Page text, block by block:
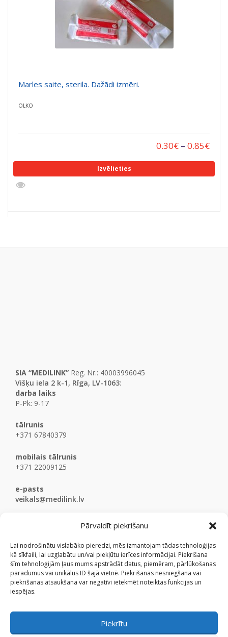
Pārvaldīt piekrišanu
Lai nodrošinātu vislabāko pieredzi, mēs izmantojam tādas tehnoloģijas
kā sīkfaili, lai uzglabātu un/vai piekļūtu ierīces informācijai. Piekrišana
šīm tehnoloģijām ļaus mums apstrādāt datus, piemēram, pārlūkošanas
paradumus vai unikālus ID šajā vietnē. Piekrišanas nesniegšana vai
piekrišanas atsaukšana var negatīvi ietekmēt noteiktas funkcijas un
iespējas.
Piekrītu
Marles saite, sterila. Dažādi izmēri.
OLKO
0.30€ – 0.85€
Izvēlieties
SIA “MEDILINK” Reg. Nr.: 40003996045
Višķu iela 2 k-1, Rīga, LV-1063:
darba laiks
P-Pk: 9-17
tālrunis
+371 67840379
mobilais tālrunis
+371 22009125
e-pasts
veikals@medilink.lv